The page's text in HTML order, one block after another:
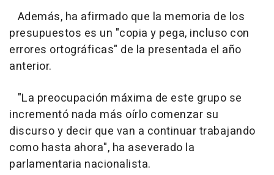
Además, ha afirmado que la memoria de los
presupuestos es un "copia y pega, incluso con
errores ortográficas" de la presentada el año
anterior.
"La preocupación máxima de este grupo se
incrementó nada más oírlo comenzar su
discurso y decir que van a continuar trabajando
como hasta ahora", ha aseverado la
parlamentaria nacionalista.